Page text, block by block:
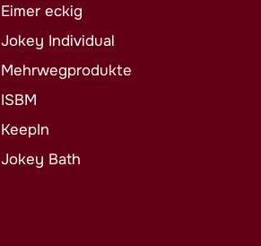
Eimer eckig
Jokey Individual
Mehrwegprodukte
ISBM
KeepIn
Jokey Bath